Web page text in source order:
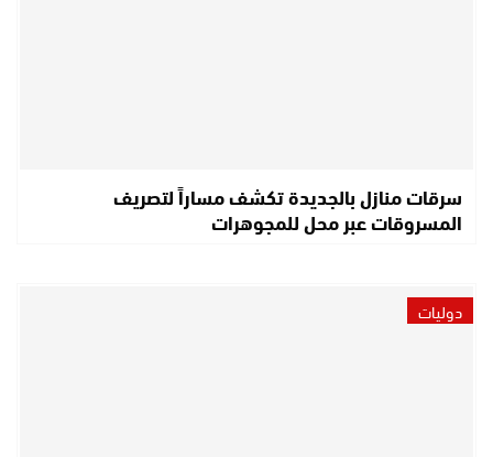
سرقات منازل بالجديدة تكشف مساراً لتصريف
المسروقات عبر محل للمجوهرات
دوليات